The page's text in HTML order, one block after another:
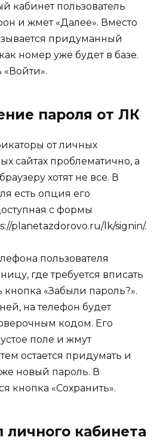
кабинет пользователь
и жмет «Далее». Вместо
придуманный
номер уже будет в базе.
«Войти».
пароля от ЛК
от личных
сайтах проблематично, а
хотят не все. В
есть опция его
с формы
planetazdorovo.ru/lk/signin/.
пользователя
где требуется вписать
кнопка «Забыли пароль?».
на телефон будет
кодом. Его
поле и жмут
остается придумать и
новый пароль. В
кнопка «Сохранить».
кабинета